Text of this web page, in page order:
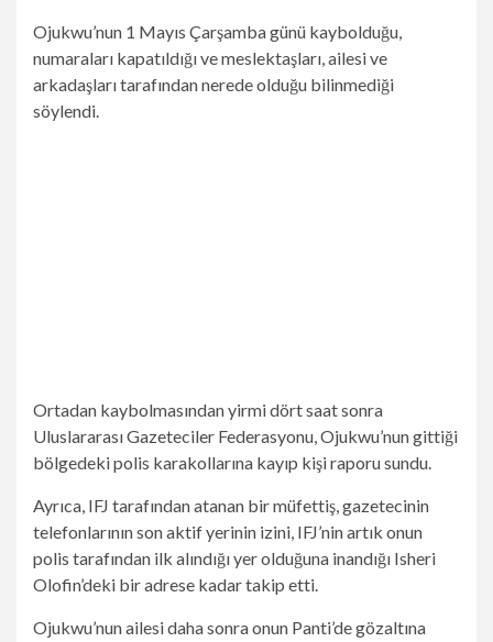
Ojukwu’nun 1 Mayıs Çarşamba günü kaybolduğu,
numaraları kapatıldığı ve meslektaşları, ailesi ve
arkadaşları tarafından nerede olduğu bilinmediği
söylendi.
Ortadan kaybolmasından yirmi dört saat sonra
Uluslararası Gazeteciler Federasyonu, Ojukwu’nun gittiği
bölgedeki polis karakollarına kayıp kişi raporu sundu.
Ayrıca, IFJ tarafından atanan bir müfettiş, gazetecinin
telefonlarının son aktif yerinin izini, IFJ’nin artık onun
polis tarafından ilk alındığı yer olduğuna inandığı Isheri
Olofin’deki bir adrese kadar takip etti.
Ojukwu’nun ailesi daha sonra onun Panti’de gözaltına